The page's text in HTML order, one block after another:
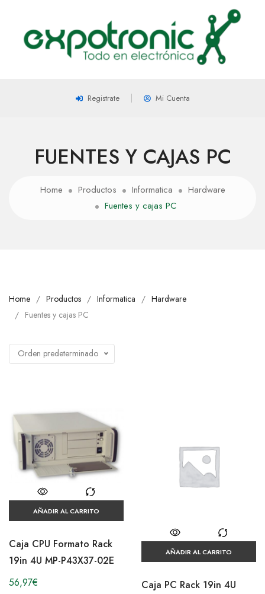
Registrate Mi Cuenta
FUENTES Y CAJAS PC
Home Productos Informatica
Hardware
Fuentes y cajas PC
Home Productos Informatica
Hardware
Fuentes y cajas PC
Orden predeterminado
AÑADIR AL CARRITO
Caja CPU Formato Rack
19in 4U MP-P43X37-02E
56,97€
AÑADIR AL CARRITO
Caja PC Rack 19in 4U